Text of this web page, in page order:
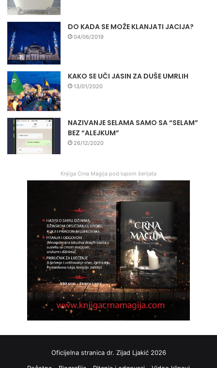
DO KADA SE MOŽE KLANJATI JACIJA?
04/06/2019
KAKO SE UČI JASIN ZA DUŠE UMRLIH
13/01/2020
NAZIVANJE SELAMA SAMO SA “SELAM”
BEZ “ALEJKUM”
26/12/2020
Knjiga Crna Magija pod lupom šerijata
Oficijelna stranica dr. Zijad Ljakić 2026